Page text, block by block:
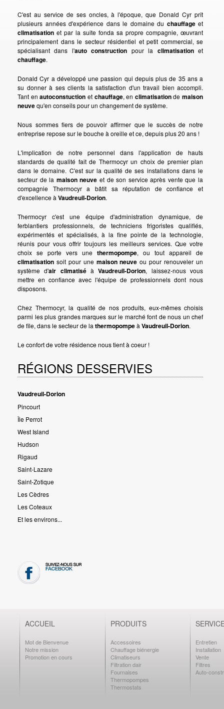
C'est au service de ses oncles, à l'époque, que Donald Cyr prît
plusieurs années d'expérience dans le domaine du chauffageet
climatisation et par la suite fonda sa propre compagnie, œuvrant
principalement dans le secteur résidentiel et petit commercial, se
spécialisant dans l'auto construction pour la climatisationet
chauffage.
Donald Cyr a développé une passion qui depuis plus de 35 ans a
su donner à ses clients la satisfaction d'un travail bien accompli.
Tant enautoconstuction et chauffage, en climatisationde maison
neuvequ'en conseils pour un changement de système.
Nous sommes fiers de pouvoir affirmer que le succès de notre
entreprise repose sur le bouche à oreille et ce, depuis plus 20 ans !
L'implication de notre personnel dans l'application de hauts
standards de qualité fait de Thermocyr un choix de premier plan
dans le domaine. C'est sur la qualité de ses installations dans le
secteur de la maison neuve et de son service après vente que la
compagnie Thermocyr a bâtit sa réputation de confiance et
d'excellence à Vaudreuil-Dorion.
Thermocyr c'est une équipe d'administration dynamique, de
ferblantiers professionnels, de techniciens frigoristes qualifiés,
expérimentés et spécialisés, à la fine pointe de la technologie,
réunis pour vous offrir toujours les meilleurs services. Que votre
choix se porte vers une thermopompe, ou tout appareil de
climatisation soit pour une maison neuve ou pour renouveler un
système d'air climatiséàVaudreuil-Dorion, laissez-nous vous
mettre en confiance avec l'équipe de professionnels dont nous
disposons.
Chez Thermocyr, la qualité de nos produits, eux-mêmes choisis
parmi les plus grandes marques sur le marché font de nous un chef
de file, dans le secteur de la thermopompeà Vaudreuil-Dorion.
Le confort de votre résidence nous tient à coeur !
RÉGIONS DESSERVIES
Vaudreuil-Dorion
Pincourt
Île Perrot
West Island
Hudson
Rigaud
Saint-Lazare
Saint-Zotique
Les Cèdres
Les Coteaux
Et les environs...
ACCUEIL
Mot de Bienvenue
Notre mission
Promotion en cours
PRODUITS
Accessoires
Chauffage biénergie
Climatiseurs
Filtration dair
Fournaises
Thermopompes
Thermostats
Entretien
Installation
Vente
Filtres
Auto-